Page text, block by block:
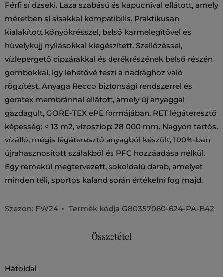
Férfi sí dzseki. Laza szabású és kapucnival ellátott, amely
méretben sí sisakkal kompatibilis. Praktikusan
kialakított könyökrésszel, belső karmelegítővel és
hüvelykujj nyílásokkal kiegészített. Szellőzéssel,
vízlepergető cipzárakkal és derékrészének belső részén
gombokkal, így lehetővé teszi a nadrághoz való
rögzítést. Anyaga Recco biztonsági rendszerrel és
goratex membránnal ellátott, amely új anyaggal
gazdagult, GORE-TEX ePE formájában. RET légáteresztő
képesség: < 13 m2, vízoszlop: 28 000 mm. Nagyon tartós,
vízálló, mégis légáteresztő anyagból készült, 100%-ban
újrahasznosított szálakból és PFC hozzáadása nélkül.
Egy remekül megtervezett, sokoldalú darab, amelyet
minden téli, sportos kaland során értékelni fog majd.
Szezon: FW24 Termék kódja G80357060-624-PA-B42
Összetétel
hátoldal